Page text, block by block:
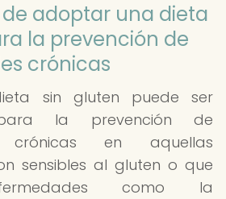
adoptar una dieta
la prevención de
crónicas
sin gluten puede ser
la prevención de
crónicas en aquellas
sensibles al gluten o que
como la